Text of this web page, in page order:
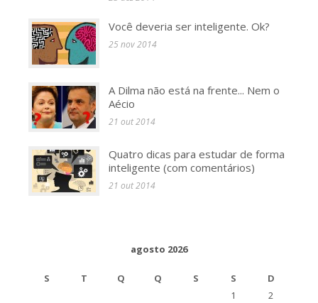
Você deveria ser inteligente. Ok?
25 nov 2014
A Dilma não está na frente... Nem o
Aécio
21 out 2014
Quatro dicas para estudar de forma
inteligente (com comentários)
21 out 2014
agosto 2026
S T Q Q S S
D
1
2